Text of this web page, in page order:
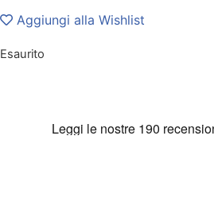
Aggiungi alla Wishlist
Esaurito